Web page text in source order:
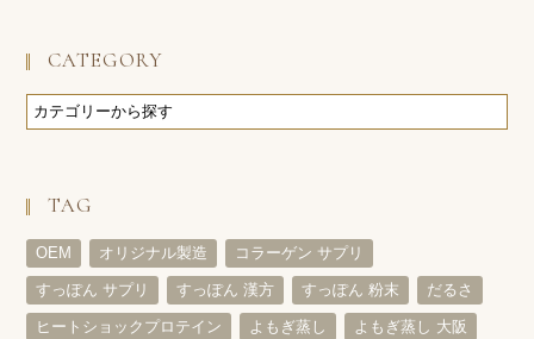
CATEGORY
TAG
OEM オリジナル製造 コラーゲン サプリ
すっぽん サプリ すっぽん 漢方 すっぽん 粉末 だるさ
ヒートショックプロテイン よもぎ蒸し よもぎ蒸し 大阪